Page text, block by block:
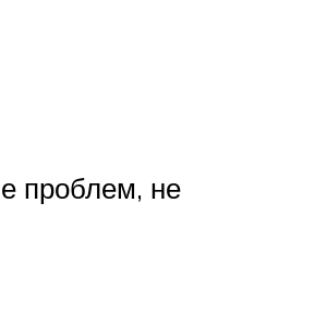
проблем, не